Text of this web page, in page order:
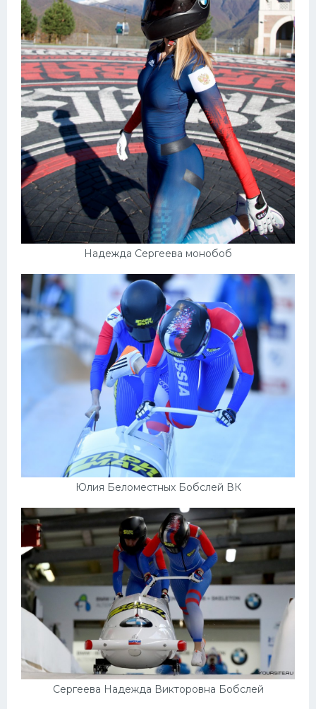
Надежда Сергеева монобоб
Юлия Беломестных Бобслей ВК
Сергеева Надежда Викторовна Бобслей